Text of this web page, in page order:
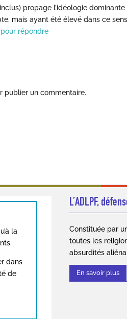
propage l’idéologie
mais ayant été élevé dans ce
répondre
publier un commentaire.
la
dans
de
L’ADLPF,
Constituée par
toutes les
absurdités
En savoir plus